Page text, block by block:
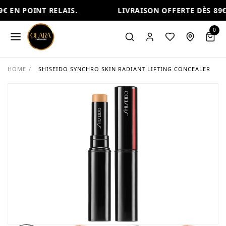
EN POINT RELAIS. LIVRAISON OFFERTE DÈS
0
HOME / SHISEIDO SYNCHRO SKIN RADIANT LIFTING CONCEALER